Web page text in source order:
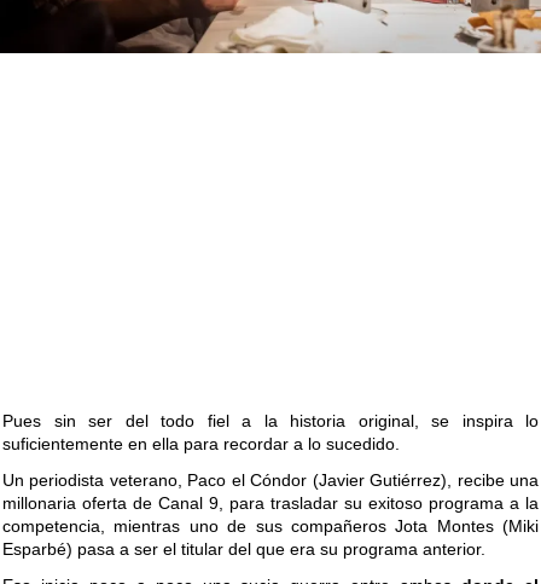
Pues sin ser del todo fiel a la historia original, se inspira lo
suficientemente en ella para recordar a lo sucedido.
Un periodista veterano, Paco el Cóndor (Javier Gutiérrez), recibe una
millonaria oferta de Canal 9, para trasladar su exitoso programa a la
competencia, mientras uno de sus compañeros Jota Montes (Miki
Esparbé) pasa a ser el titular del que era su programa anterior.